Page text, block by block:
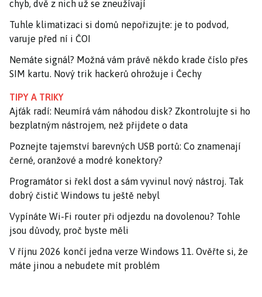
chyb, dvě z nich už se zneužívají
Tuhle klimatizaci si domů nepořizujte: je to podvod,
varuje před ní i ČOI
Nemáte signál? Možná vám právě někdo krade číslo přes
SIM kartu. Nový trik hackerů ohrožuje i Čechy
TIPY A TRIKY
Ajťák radí: Neumírá vám náhodou disk? Zkontrolujte si ho
bezplatným nástrojem, než přijdete o data
Poznejte tajemství barevných USB portů: Co znamenají
černé, oranžové a modré konektory?
Programátor si řekl dost a sám vyvinul nový nástroj. Tak
dobrý čistič Windows tu ještě nebyl
Vypínáte Wi-Fi router při odjezdu na dovolenou? Tohle
jsou důvody, proč byste měli
V říjnu 2026 končí jedna verze Windows 11. Ověřte si, že
máte jinou a nebudete mít problém